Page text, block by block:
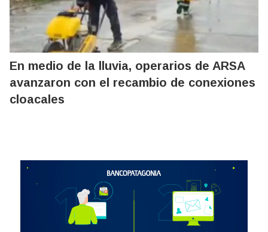
En medio de la lluvia, operarios de ARSA
avanzaron con el recambio de conexiones
cloacales